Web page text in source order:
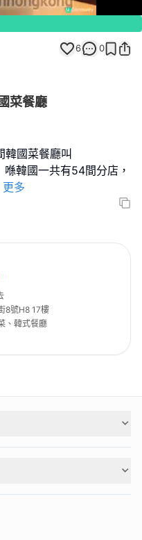
6 0
菜餐廳
韓國菜餐廳叫
韓國一共有54間分店，
更多
8號H8 17樓
、韓式餐廳